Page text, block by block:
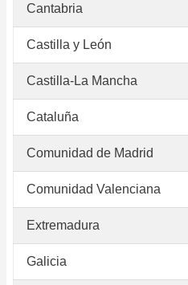
Cantabria
Castilla y León
Castilla-La Mancha
Cataluña
Comunidad de Madrid
Comunidad Valenciana
Extremadura
Galicia